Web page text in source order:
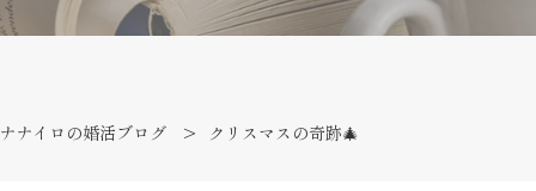
ナナイロの婚活ブログ クリスマスの奇跡🎄